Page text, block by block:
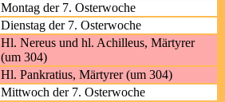
Montag der 7. Osterwoche
Dienstag der 7. Osterwoche
Hl. Nereus und hl. Achilleus, Märtyrer
(um 304)
Hl. Pankratius, Märtyrer (um 304)
Mittwoch der 7. Osterwoche